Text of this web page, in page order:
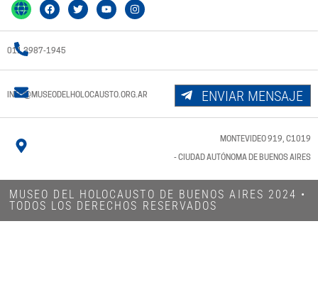
011 3987-1945
INFO@MUSEODELHOLOCAUSTO.ORG.AR ENVIAR MENSAJE
MONTEVIDEO 919, C1019
- CIUDAD AUTÓNOMA DE BUENOS AIRES
MUSEO DEL HOLOCAUSTO DE BUENOS AIRES 2024​ •
TODOS LOS DERECHOS RESERVADOS